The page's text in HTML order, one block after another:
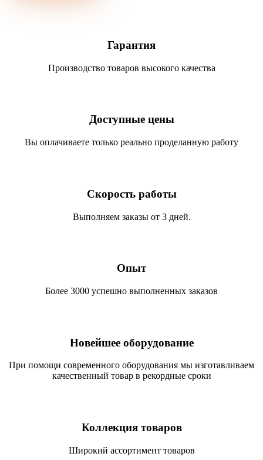
Гарантия
Производство товаров высокого качества
Доступные цены
Вы оплачиваете только реально проделанную работу
Скорость работы
Выполняем заказы от 3 дней.
Опыт
Более 3000 успешно выполненных заказов
Новейшее оборудование
При помощи современного оборудования мы изготавливаем
качественный товар в рекордные сроки
Коллекция товаров
Широкий ассортимент товаров